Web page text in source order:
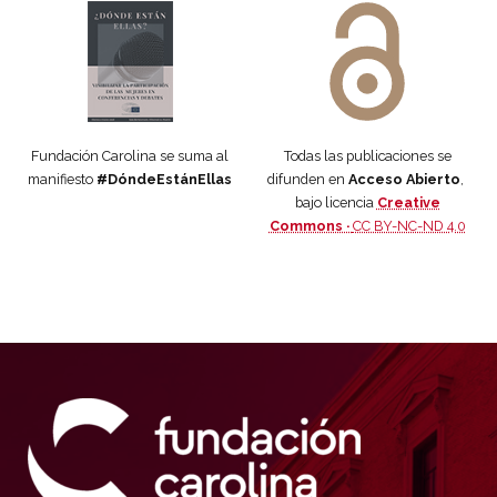
Fundación Carolina se suma al
manifiesto #DóndeEstánEllas
Todas las publicaciones se
difunden en Acceso Abierto,
bajo licencia Creative
Commons · CC BY-NC-ND 4.0